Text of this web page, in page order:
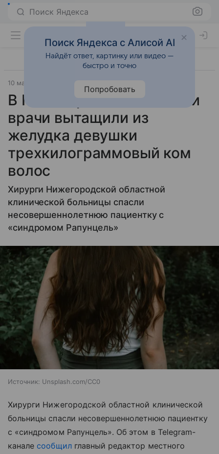
Поиск Яндекса
10 мая 2025
В Нижегородской области
врачи вытащили из
желудка девушки
трехкилограммовый ком
волос
Хирурги Нижегородской областной
клинической больницы спасли
несовершеннолетнюю пациентку с
«синдромом Рапунцель»
Источник: Unsplash.com/CC0
Хирурги Нижегородской областной клинической
больницы спасли несовершеннолетнюю пациентку
с «синдромом Рапунцель». Об этом в Telegram-
канале сообщилглавный редактор местного
Поиск Яндекса с Алисой AI
Найдёт ответ, картинку или видео —
быстро и точно
Попробовать